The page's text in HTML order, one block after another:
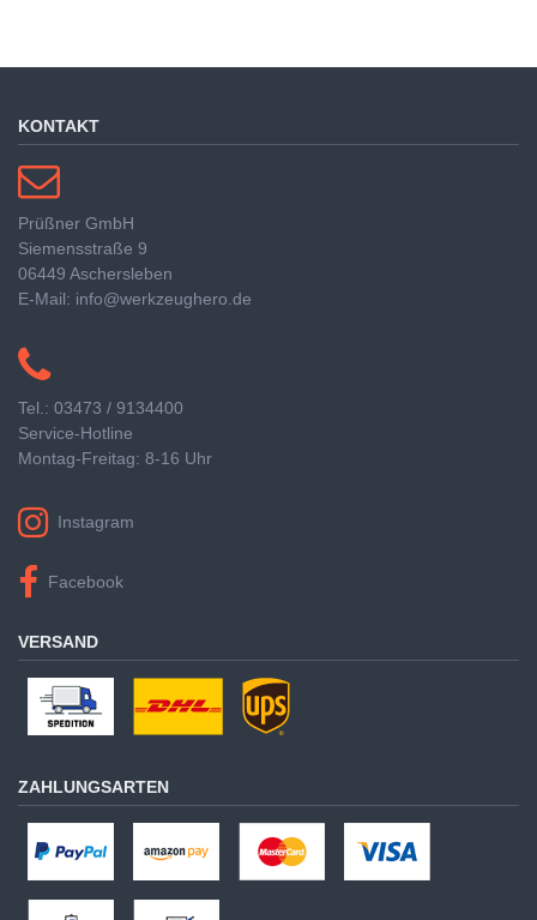
KONTAKT
Prüßner GmbH
Siemensstraße 9
06449 Aschersleben
E-Mail: info@werkzeughero.de
Tel.: 03473 / 9134400
Service-Hotline
Montag-Freitag: 8-16 Uhr
Instagram
Facebook
VERSAND
ZAHLUNGSARTEN